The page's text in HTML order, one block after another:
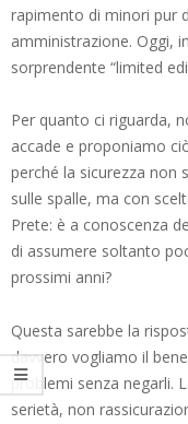
rapimento di minori pur
amministrazione. Oggi,
sorprendente “limited
Per quanto ci riguarda,
accade e proponiamo
perché la sicurezza non
sulle spalle, ma con
Prete: è a conoscenza
di assumere soltanto
prossimi anni?
Questa sarebbe la
davvero vogliamo il
problemi senza negarli.
serietà, non